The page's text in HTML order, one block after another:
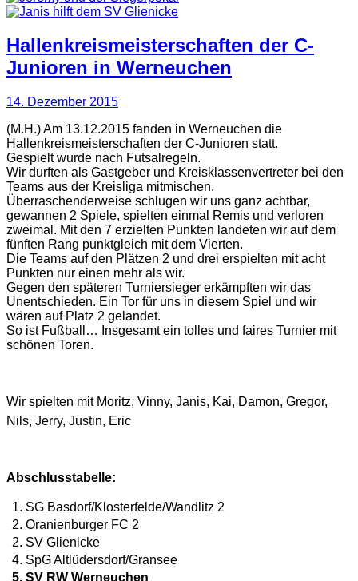
Hallenkreismeisterschaften der C-
Junioren in Werneuchen
14. Dezember 2015
(M.H.) Am 13.12.2015 fanden in Werneuchen die
Hallenkreismeisterschaften der C-Junioren statt.
Gespielt wurde nach Futsalregeln.
Wir durften als Gastgeber und Kreisklassenvertreter bei den
Teams aus der Kreisliga mitmischen.
Überraschenderweise schlugen wir uns ganz achtbar,
gewannen 2 Spiele, spielten einmal Remis und verloren
zweimal. Mit den 7 erzielten Punkten landeten wir auf dem
fünften Rang punktgleich mit dem Vierten.
Die Teams auf den Plätzen 2 und drei erspielten mit acht
Punkten nur einen mehr als wir.
Gegen den späteren Turniersieger erkämpften wir das
Unentschieden. Ein Tor für uns in diesem Spiel und wir
wären auf Platz 2 gelandet.
So ist Fußball… Insgesamt ein tolles und faires Turnier mit
schönen Toren.
Wir spielten mit Moritz, Vinny, Janis, Kai, Damon, Gregor,
Nils, Jerry, Justin, Eric
Abschlusstabelle:
1. SG Basdorf/Klosterfelde/Wandlitz 2
2. Oranienburger FC 2
2. SV Glienicke
4. SpG Altlüdersdorf/Gransee
5. SV RW Werneuchen